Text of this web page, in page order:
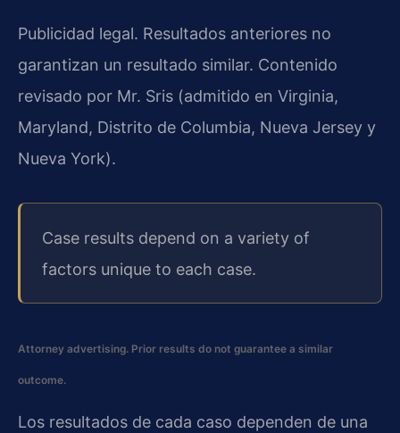
Publicidad legal. Resultados anteriores no
garantizan un resultado similar. Contenido
revisado por Mr. Sris (admitido en Virginia,
Maryland, Distrito de Columbia, Nueva Jersey y
Nueva York).
Case results depend on a variety of
factors unique to each case.
Attorney advertising. Prior results do not guarantee a similar
outcome.
Los resultados de cada caso dependen de una